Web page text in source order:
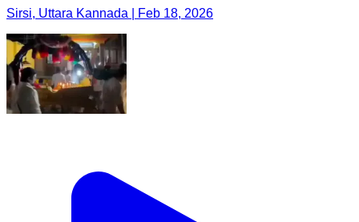
Sirsi, Uttara Kannada | Feb 18, 2026